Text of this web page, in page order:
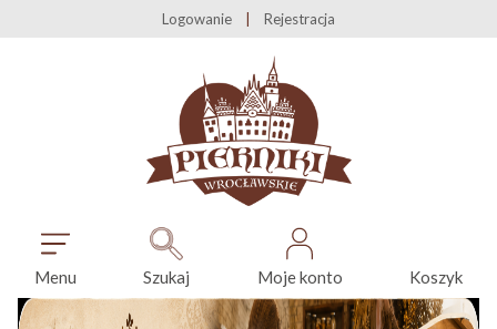
Logowanie Rejestracja
Menu Szukaj Moje konto Koszyk